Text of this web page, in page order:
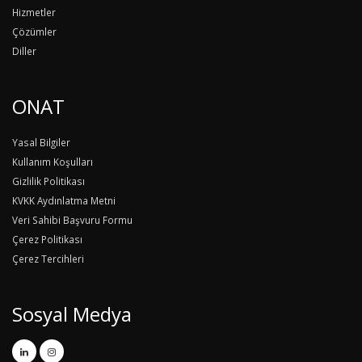
Hizmetler
Çözümler
Diller
ONAT
Yasal Bilgiler
Kullanım Koşulları
Gizlilik Politikası
KVKK Aydınlatma Metni
Veri Sahibi Başvuru Formu
Çerez Politikası
Çerez Tercihleri
Sosyal Medya